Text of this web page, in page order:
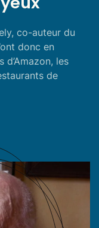
co-auteur du
donc en
les
de